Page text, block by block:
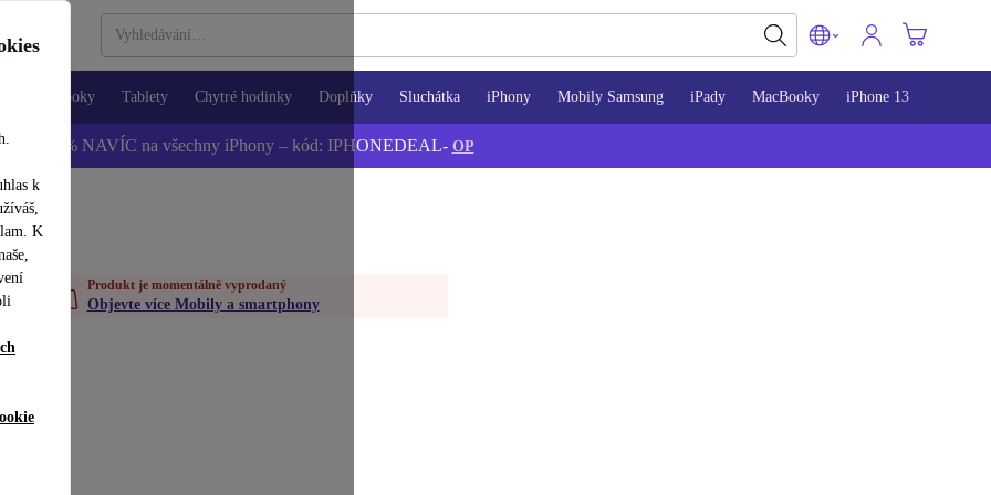
k
K
Notebooky Tablety Chytré hodinky Doplňky Sluchátka iPhony Mobily Samsung iPady MacBooky iPhone 13
📱 -5 % NAVÍC na všechny iPhony – kód: IPHONEDEAL- OP
Produkt je momentálně vyprodaný
Objevte více Mobily a smartphony